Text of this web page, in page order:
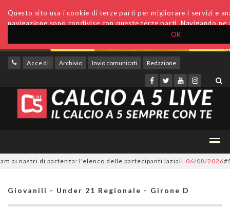
OK
Questo sito usa i cookie di terze parti per migliorare i servizi e
navigazione sono condivise con queste terze parti. Navigando
Accedi Archivio Invio comunicati Redazione
nastri di partenza: l'elenco delle partecipanti laziali 06/08/2026
Giovanili - Under 21 Regionale - Girone D